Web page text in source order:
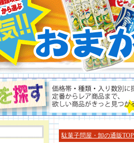
駄菓子問屋・卸の通販TOP